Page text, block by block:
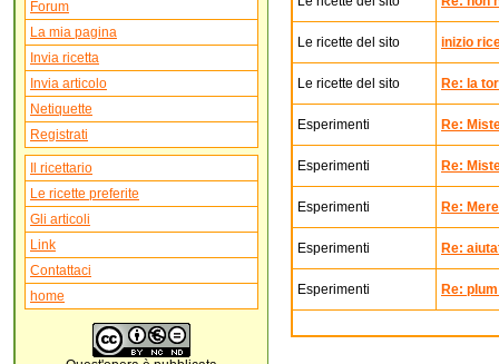
Forum
La mia pagina
Invia ricetta
Invia articolo
Netiquette
Registrati
Il ricettario
Le ricette preferite
Gli articoli
Link
Contattaci
home
Le ricette del sito inizio
Le ricette del sito Re: la
Esperimenti Re:
Esperimenti Re:
Esperimenti Re:
Esperimenti Re:
Esperimenti Re: